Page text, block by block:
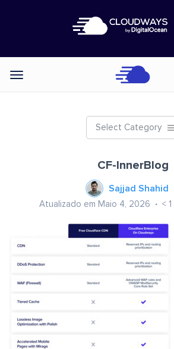
Categories
Select Category
CF-InnerBlog
Sajjad Shahid
Atualizado em Maio 4, 2026 < 1